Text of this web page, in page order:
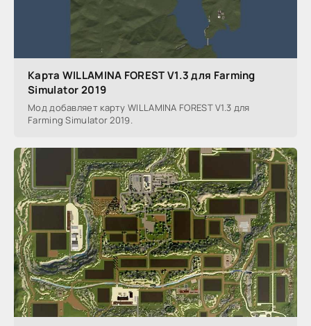
Карта WILLAMINA FOREST V1.3 для Farming
Simulator 2019
Мод добавляет карту WILLAMINA FOREST V1.3 для
Farming Simulator 2019.